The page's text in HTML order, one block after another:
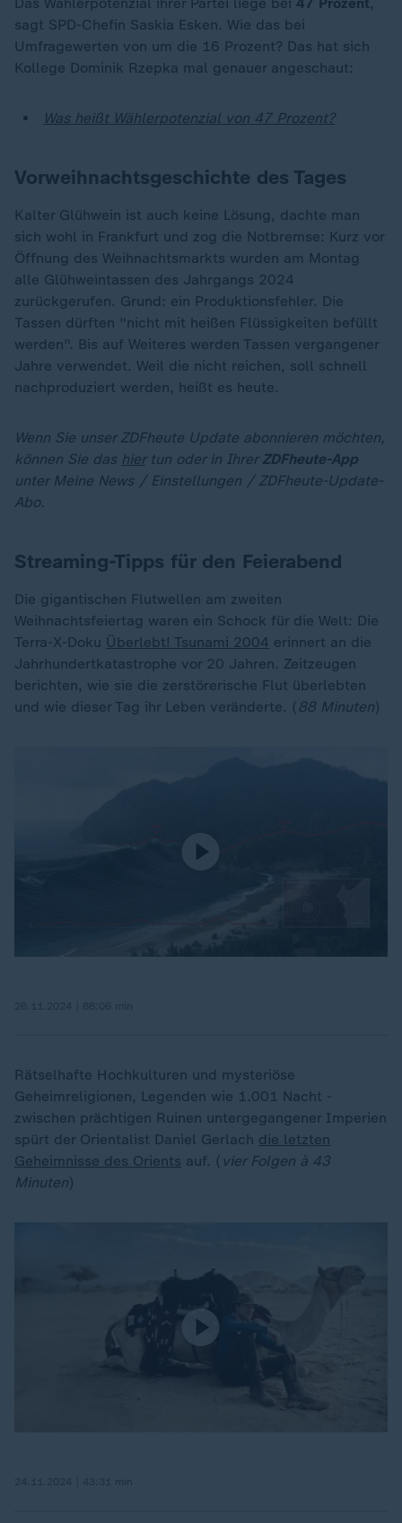
sagt SPD-Chefin Saskia Esken. Wie das bei
Umfragewerten von um die 16 Prozent? Das hat sich
Kollege Dominik Rzepka mal genauer angeschaut:
Was heißt Wählerpotenzial von 47 Prozent?
Vorweihnachtsgeschichte des Tages
Kalter Glühwein ist auch keine Lösung, dachte man
sich wohl in Frankfurt und zog die Notbremse: Kurz vor
Öffnung des Weihnachtsmarkts wurden am Montag
alle Glühweintassen des Jahrgangs 2024
zurückgerufen. Grund: ein Produktionsfehler. Die
Tassen dürften "nicht mit heißen Flüssigkeiten befüllt
werden". Bis auf Weiteres werden Tassen vergangener
Jahre verwendet. Weil die nicht reichen, soll schnell
nachproduziert werden, heißt es heute.
Wenn Sie unser ZDFheute Update abonnieren möchten,
können Sie das hiertun oder in Ihrer ZDFheute-App
unter Meine News / Einstellungen / ZDFheute-Update-
Abo.
Streaming-Tipps für den Feierabend
Die gigantischen Flutwellen am zweiten
Weihnachtsfeiertag waren ein Schock für die Welt: Die
Terra-X-Doku Überlebt! Tsunami 2004 erinnert an die
Jahrhundertkatastrophe vor 20 Jahren. Zeitzeugen
berichten, wie sie die zerstörerische Flut überlebten
und wie dieser Tag ihr Leben veränderte. (88 Minuten)
Rätselhafte Hochkulturen und mysteriöse
Geheimreligionen, Legenden wie 1.001 Nacht -
zwischen prächtigen Ruinen untergegangener Imperien
spürt der Orientalist Daniel Gerlach die letzten
Geheimnisse des Orients auf. ( vier Folgen à 43
Minuten)